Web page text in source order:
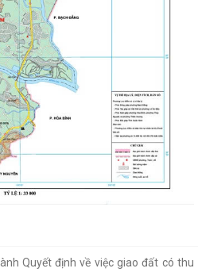
Về việc niêm yết công khai kết quả
định giao đất cho công dân làm
PHÒNG HƯỚNG DẪN KÊ KHAI THÔNG
ĐỐI VỚI HỘ...
ỨNG THAM GIA CUỘC THI SÁNG
YÊN"
Quyết định về việc giao đất có thu